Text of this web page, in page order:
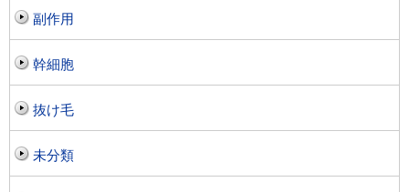
副作用
幹細胞
抜け毛
未分類